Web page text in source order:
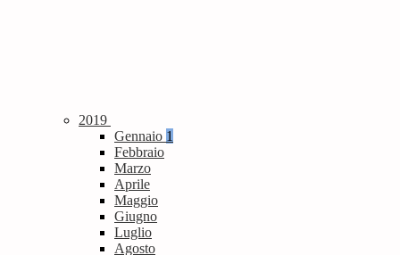
2019
Gennaio 1
Febbraio
Marzo
Aprile
Maggio
Giugno
Luglio
Agosto